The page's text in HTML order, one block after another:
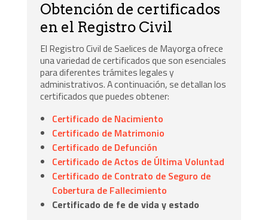
Obtención de certificados
en el Registro Civil
El Registro Civil de Saelices de Mayorga ofrece
una variedad de certificados que son esenciales
para diferentes trámites legales y
administrativos. A continuación, se detallan los
certificados que puedes obtener:
Certificado de Nacimiento
Certificado de Matrimonio
Certificado de Defunción
Certificado de Actos de Última Voluntad
Certificado de Contrato de Seguro de
Cobertura de Fallecimiento
Certificado de fe de vida y estado